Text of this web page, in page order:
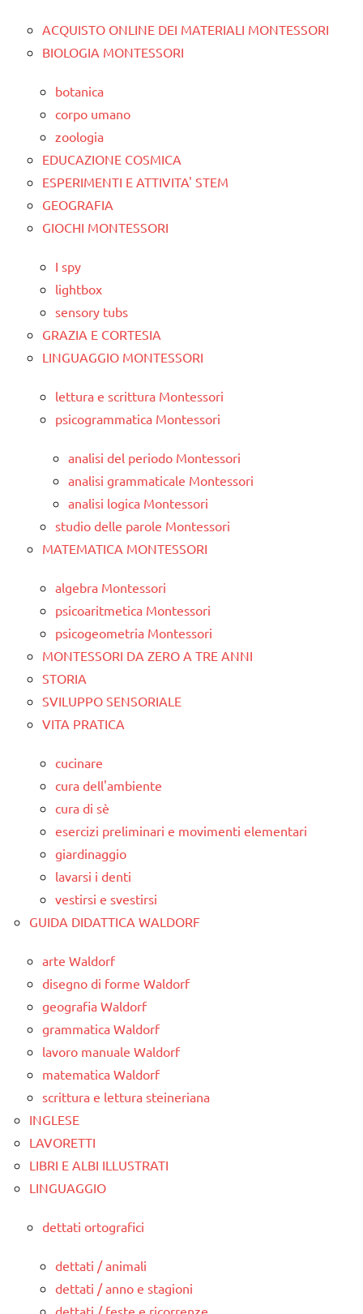
ACQUISTO ONLINE DEI MATERIALI MONTESSORI
BIOLOGIA MONTESSORI
botanica
corpo umano
zoologia
EDUCAZIONE COSMICA
ESPERIMENTI E ATTIVITA' STEM
GEOGRAFIA
GIOCHI MONTESSORI
I spy
lightbox
sensory tubs
GRAZIA E CORTESIA
LINGUAGGIO MONTESSORI
lettura e scrittura Montessori
psicogrammatica Montessori
analisi del periodo Montessori
analisi grammaticale Montessori
analisi logica Montessori
studio delle parole Montessori
MATEMATICA MONTESSORI
algebra Montessori
psicoaritmetica Montessori
psicogeometria Montessori
MONTESSORI DA ZERO A TRE ANNI
STORIA
SVILUPPO SENSORIALE
VITA PRATICA
cucinare
cura dell'ambiente
cura di sè
esercizi preliminari e movimenti elementari
giardinaggio
lavarsi i denti
vestirsi e svestirsi
GUIDA DIDATTICA WALDORF
arte Waldorf
disegno di forme Waldorf
geografia Waldorf
grammatica Waldorf
lavoro manuale Waldorf
matematica Waldorf
scrittura e lettura steineriana
INGLESE
LAVORETTI
LIBRI E ALBI ILLUSTRATI
LINGUAGGIO
dettati ortografici
dettati / animali
dettati / anno e stagioni